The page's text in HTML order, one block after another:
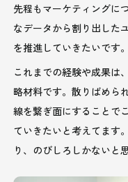
先程もマーケティングに
なデータから割り出した
を推進していきたいです。
これまでの経験や成果は
略材料です。散りばめら
線を繋ぎ面にすることで
ていきたいと考えてます
り、のびしろしかないと